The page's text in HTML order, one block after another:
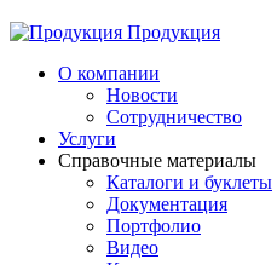
Продукция
О компании
Новости
Сотрудничество
Услуги
Справочные материалы
Каталоги и буклеты
Документация
Портфолио
Видео